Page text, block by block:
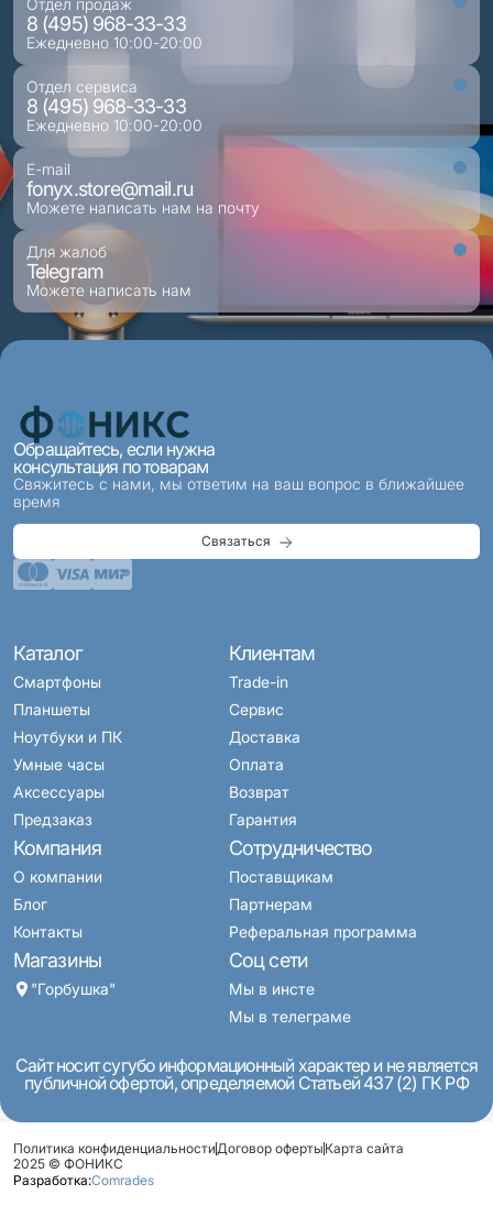
Отдел продаж
8 (495) 968-33-33
Ежедневно 10:00-20:00
Отдел сервиса
8 (495) 968-33-33
Ежедневно 10:00-20:00
E-mail
fonyx.store@mail.ru
Можете написать нам на почту
Для жалоб
Telegram
Можете написать нам
Обращайтесь, если нужна
консультация по товарам
Свяжитесь с нами, мы ответим на ваш вопрос в ближайшее
время
Связаться
Каталог
Смартфоны
Планшеты
Ноутбуки и ПК
Умные часы
Аксессуары
Предзаказ
Клиентам
Trade-in
Сервис
Доставка
Оплата
Возврат
Гарантия
Компания
О компании
Блог
Контакты
Магазины
"Горбушка"
Сотрудничество
Поставщикам
Партнерам
Реферальная программа
Соц сети
Мы в инсте
Мы в телеграме
Сайт носит сугубо информационный характер и не является
публичной офертой, определяемой Статьей 437 (2) ГК РФ
Политика конфиденциальностиДоговор оферты Карта сайта
2025 © ФОНИКС
Разработка:Comrades